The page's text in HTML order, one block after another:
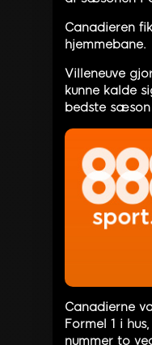
Canadieren
hjemmebane.
Villeneuve
kunne kalde
bedste
Canadierne
Formel 1 i
nummer to